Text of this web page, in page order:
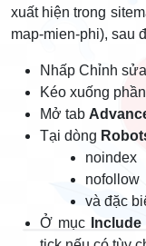
xuất hiện trong
map-mien-phi), sau
Nhấp Chỉnh
Kéo xuống phần
Mở tab
Tại dòng
noindex
nofollow
và đặc
Ở mục